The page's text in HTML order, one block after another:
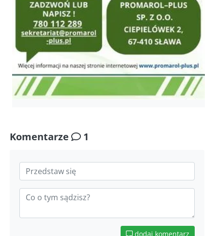
Komentarze 1
dodaj komentarz